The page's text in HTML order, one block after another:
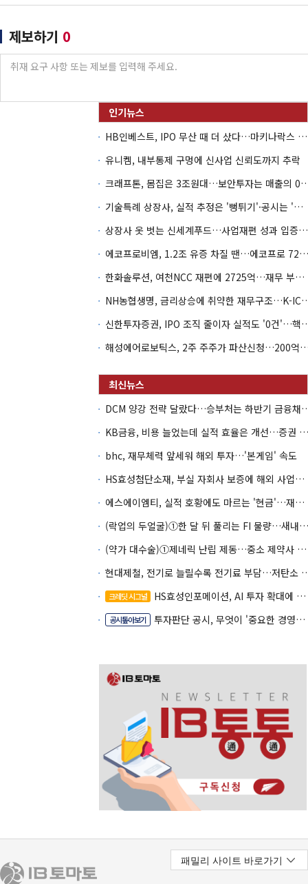
제보하기 0
HB인베스트, IPO 무산 때 더 샀다…마키나락스 투자 2.7배 회수
유니켐, 내부통제 구멍에 신사업 신뢰도까지 추락
크래프톤, 몸집은 3조원대…
기술특례 상장사, 실적 추정은 '뻥튀기'·공시는 '누락'
상장사 옷 벗는 신세계푸드…사업재편 성과 입증할까
에코프로비엠, 1.2조 유증 차질 땐…에코프로 7270억 '독박'
한화솔루션, 여천NCC 재편에 2725억…재무 부담 커지나
NH농협생명, 금리상승에 취
신한투자증권, IPO 조직 줄
해성에어로보틱스, 2주 주주가 파산
DCM 양강 전략 달랐다
KB금융, 비용 늘었는데 실적 효율은 개선…증권 호황 효과
bhc, 재무체력 앞세워 해외 투자…'본게임' 속도
HS효성첨단소재, 부실 자회사 보증에 해외 사업까지…부담 '가중'
에스에이엠티, 실적 호황에도 마르는 '현금'…재고·달러빚 부담 확대
(락업의 두얼굴)①한 달 뒤 풀리는 FI 물량…새내기주 오버행 경계
(약가 대수술)①제네릭 난립 제동…중소 제약사 수익성 비상
현대제철, 전기로 늘릴수록
크레딧 시그널 HS효성인포메이션, AI 투자 확대에 실적 체력 강화
공시톺아보기 투자판단 공시, 무엇이 '중요한 경영사항'일까